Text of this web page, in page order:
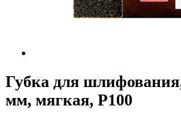
Губка для
мм, мягкая, P100